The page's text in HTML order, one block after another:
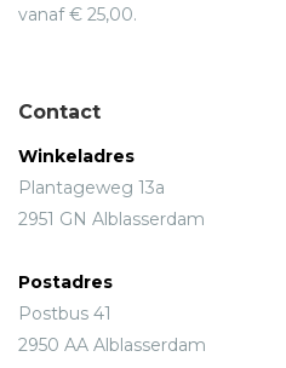
vanaf € 25,00.
Contact
Winkeladres
Plantageweg 13a
2951 GN Alblasserdam
Postadres
Postbus 41
2950 AA Alblasserdam